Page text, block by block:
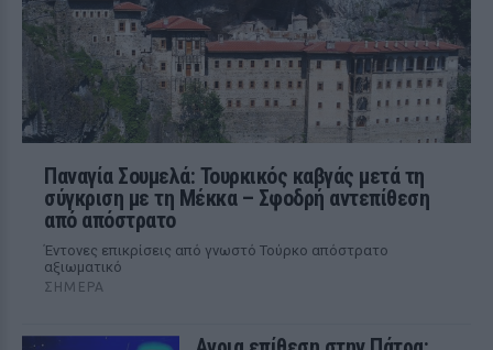
Παναγία Σουμελά: Τουρκικός καβγάς μετά τη
σύγκριση με τη Μέκκα – Σφοδρή αντεπίθεση
από απόστρατο
Έντονες επικρίσεις από γνωστό Τούρκο απόστρατο
αξιωματικό
ΣΉΜΕΡΑ